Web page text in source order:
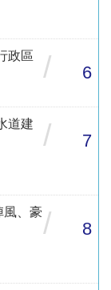
政區
/ 6
道建
/ 7
風、豪/ 8